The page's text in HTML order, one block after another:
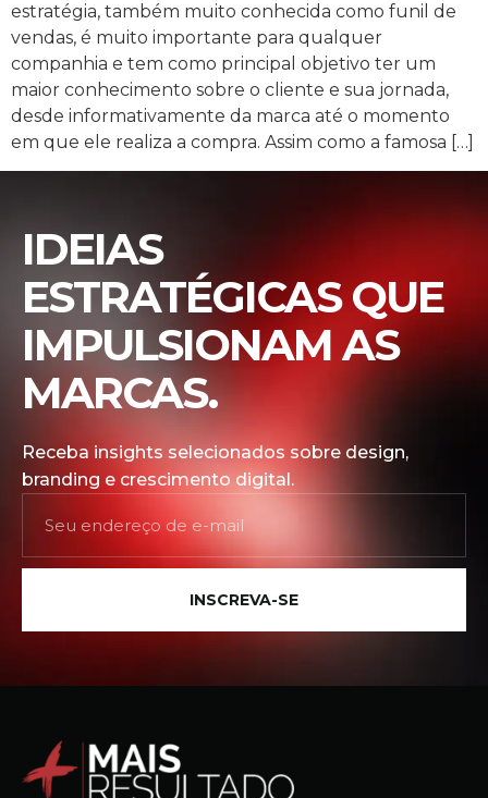
estratégia, também muito conhecida como funil de
vendas, é muito importante para qualquer
companhia e tem como principal objetivo ter um
maior conhecimento sobre o cliente e sua jornada,
desde informativamente da marca até o momento
em que ele realiza a compra. Assim como a famosa […]
IDEIAS
ESTRATÉGICAS QUE
IMPULSIONAM AS
MARCAS.
Receba insights selecionados sobre design,
branding e crescimento digital.
INSCREVA-SE